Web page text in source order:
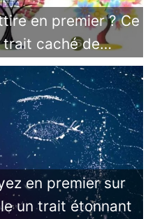
en premier ? Ce
trait caché de…
en premier sur
un trait étonnant